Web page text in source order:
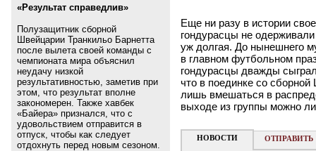
Еще ни разу в истории
гондурасцы не
уж долгая. До нынешнего
в главном футбольном
гондурасцы дважды
что в поединке со
лишь вмешаться в
выходе из группы можно
НОВОСТИ ОТПРАВИТЬ
«Результат справедлив»
Полузащитник сборной
Швейцарии Транкильо Барнетта
после вылета своей команды с
чемпионата мира объяснил
неудачу низкой
результативностью, заметив при
этом, что результат вполне
закономерен. Также хавбек
«Байера» признался, что с
удовольствием отправится в
отпуск, чтобы как следует
отдохнуть перед новым сезоном.